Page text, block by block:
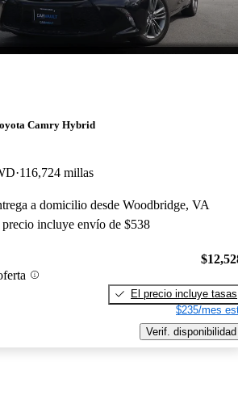
Camry Hybrid
116,724 millas
a domicilio desde Woodbridge, VA
incluye envío de $538
El precio incluye tasas
$235/mes
Verif. disponibilidad